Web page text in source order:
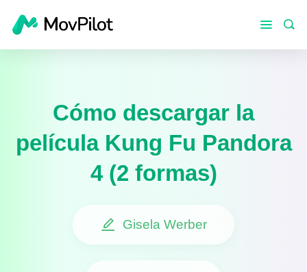
Cómo descargar la
película Kung Fu Pandora
4 (2 formas)
Gisela Werber